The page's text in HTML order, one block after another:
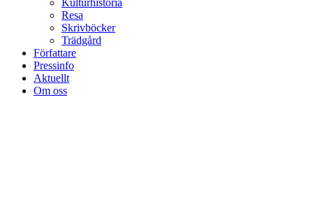
Kulturhistoria
Resa
Skrivböcker
Trädgård
Författare
Pressinfo
Aktuellt
Om oss